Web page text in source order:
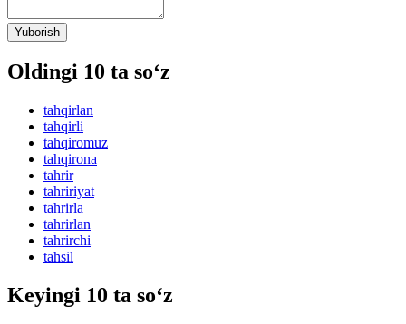
Yuborish
Oldingi 10 ta so‘z
tahqirlan
tahqirli
tahqiromuz
tahqirona
tahrir
tahririyat
tahrirla
tahrirlan
tahrirchi
tahsil
Keyingi 10 ta so‘z